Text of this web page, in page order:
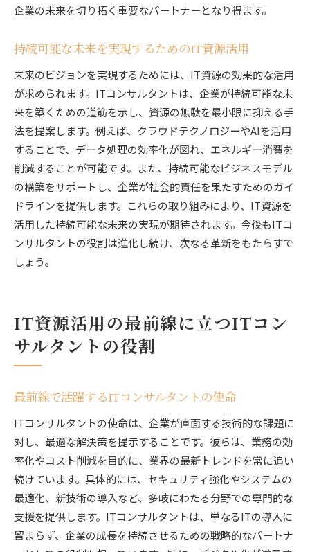
企業の未来を切り拓く重要なパートナーとなり得ます。
持続可能な未来を実現するためのIT資源活用
未来のビジョンを実現するためには、IT資源の効果的な活用
が求められます。ITコンサルタントは、企業が持続可能な未
来を築くための道筋を示し、資源の無駄を最小限に抑える手
法を提案します。例えば、クラウドテクノロジーやAIを活用
することで、データ処理の効率化が図れ、エネルギー消費を
削減することが可能です。また、持続可能なビジネスモデル
の構築をサポートし、企業が社会的責任を果たすためのガイ
ドラインを提供します。これらの取り組みにより、IT資源を
活用した持続可能な未来の実現が期待されます。今後もITコ
ンサルタントの役割は進化し続け、次なる革新をもたらすで
しょう。
IT資源活用の最前線に立つITコン
サルタントの役割
最前線で活躍するITコンサルタントの使命
ITコンサルタントの使命は、企業が直面する技術的な課題に
対し、最適な解決策を提示することです。彼らは、業務の効
率化やコスト削減を目的に、業界の最新トレンドを常に追い
続けています。具体的には、セキュリティ強化やシステムの
最適化、新技術の導入など、多岐にわたる分野での専門的な
支援を提供します。ITコンサルタントは、単なるITの導入に
留まらず、企業の成長を持続させるための戦略的なパートナ